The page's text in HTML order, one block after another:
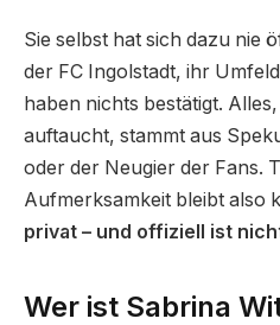
Sie selbst hat sich dazu nie
der FC Ingolstadt, ihr
haben nichts bestätigt.
auftaucht, stammt aus
oder der Neugier der Fans.
Aufmerksamkeit bleibt also
privat – und offiziell ist
Wer ist Sabrina